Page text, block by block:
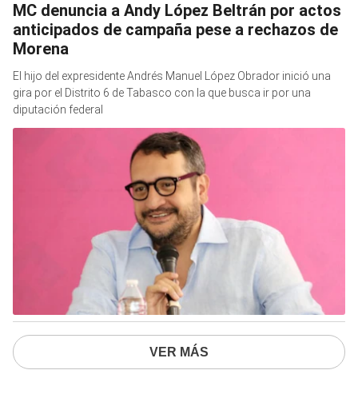
MC denuncia a Andy López Beltrán por actos
anticipados de campaña pese a rechazos de
Morena
El hijo del expresidente Andrés Manuel López Obrador inició una
gira por el Distrito 6 de Tabasco con la que busca ir por una
diputación federal
VER MÁS